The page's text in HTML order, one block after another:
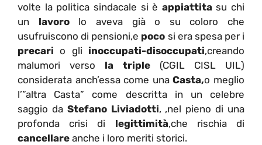
volte la politica sindacale si è appiattitasu chi
un lavorolo aveva già o su coloro che
usufruiscono di pensioni,e poco si era spesa per i
precario gli inoccupati-disoccupati,creando
malumori verso la triple (CGIL CISL UIL)
considerata anch’essa come unaCasta,o meglio
l’”altra Casta” come descritta in un celebre
saggio da Stefano Liviadotti, ,nel pieno di una
profonda crisi di legittimità,che rischia di
cancellare anche i loro meriti storici.